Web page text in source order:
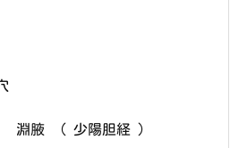
淵腋 （ 少陽胆経 ）